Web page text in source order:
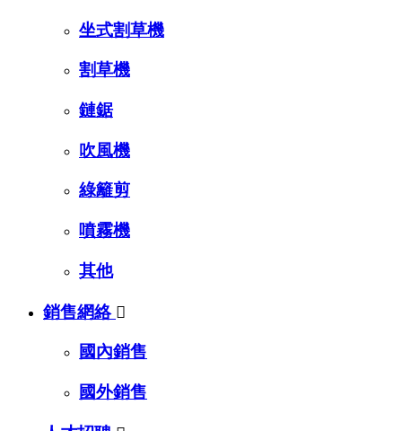
坐式割草機
割草機
鏈鋸
吹風機
綠籬剪
噴霧機
其他
銷售網絡 
國內銷售
國外銷售